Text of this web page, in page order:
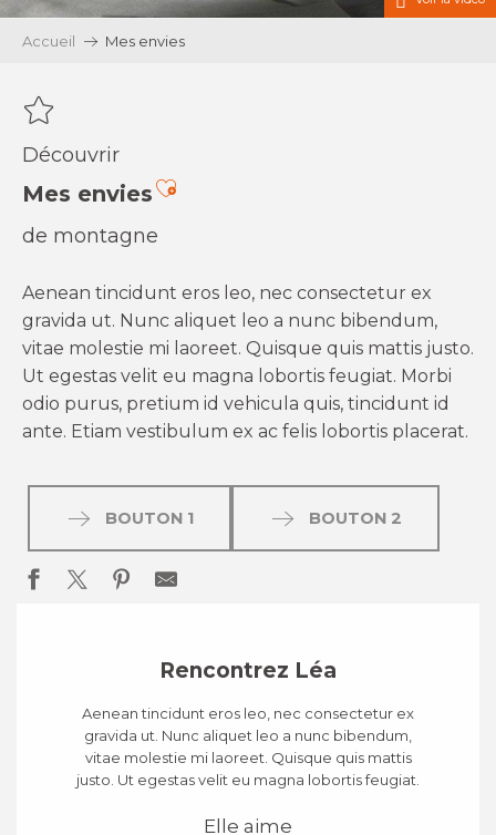
Accueil Mes envies
Découvrir
Mes enviesAjouter aux favoris
de montagne
Aenean tincidunt eros leo, nec consectetur ex
gravida ut. Nunc aliquet leo a nunc bibendum,
vitae molestie mi laoreet. Quisque quis mattis justo.
Ut egestas velit eu magna lobortis feugiat. Morbi
odio purus, pretium id vehicula quis, tincidunt id
ante. Etiam vestibulum ex ac felis lobortis placerat.
BOUTON 1 BOUTON 2
Rencontrez Léa
Aenean tincidunt eros leo, nec consectetur ex
gravida ut. Nunc aliquet leo a nunc bibendum,
vitae molestie mi laoreet. Quisque quis mattis
justo. Ut egestas velit eu magna lobortis feugiat.
Elle aime